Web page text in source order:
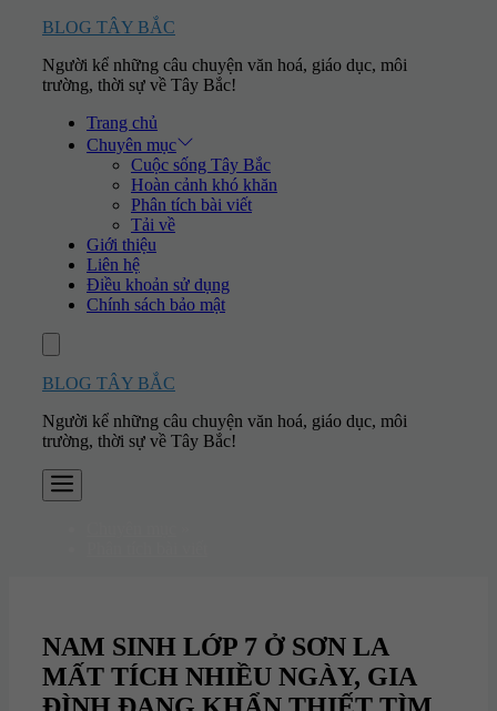
content
BLOG TÂY BẮC
Người kể những câu chuyện văn hoá, giáo dục, môi
trường, thời sự về Tây Bắc!
Trang chủ
Chuyên mục
Cuộc sống Tây Bắc
Hoàn cảnh khó khăn
Phân tích bài viết
Tải về
Giới thiệu
Liên hệ
Điều khoản sử dụng
Chính sách bảo mật
Account
BLOG TÂY BẮC
Người kể những câu chuyện văn hoá, giáo dục, môi
trường, thời sự về Tây Bắc!
Menu
NAM SINH LỚP 7 Ở SƠN LA
MẤT TÍCH NHIỀU NGÀY, GIA